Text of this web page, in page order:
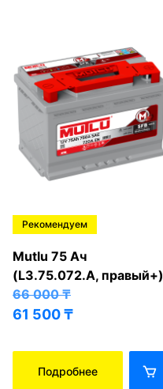
Рекомендуем
Mutlu 75 Ач
(L3.75.072.A, правый+)
66 000₸
61 500₸
Подробнее